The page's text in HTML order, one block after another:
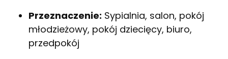
Przeznaczenie: Sypialnia, salon, pokój
młodzieżowy, pokój dziecięcy, biuro,
przedpokój